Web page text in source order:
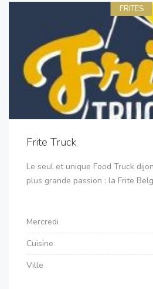
FRITES
Frite Truck
Le seul et unique Food Truck
plus grande passion : la Frite
Mercredi
Cuisine
Ville